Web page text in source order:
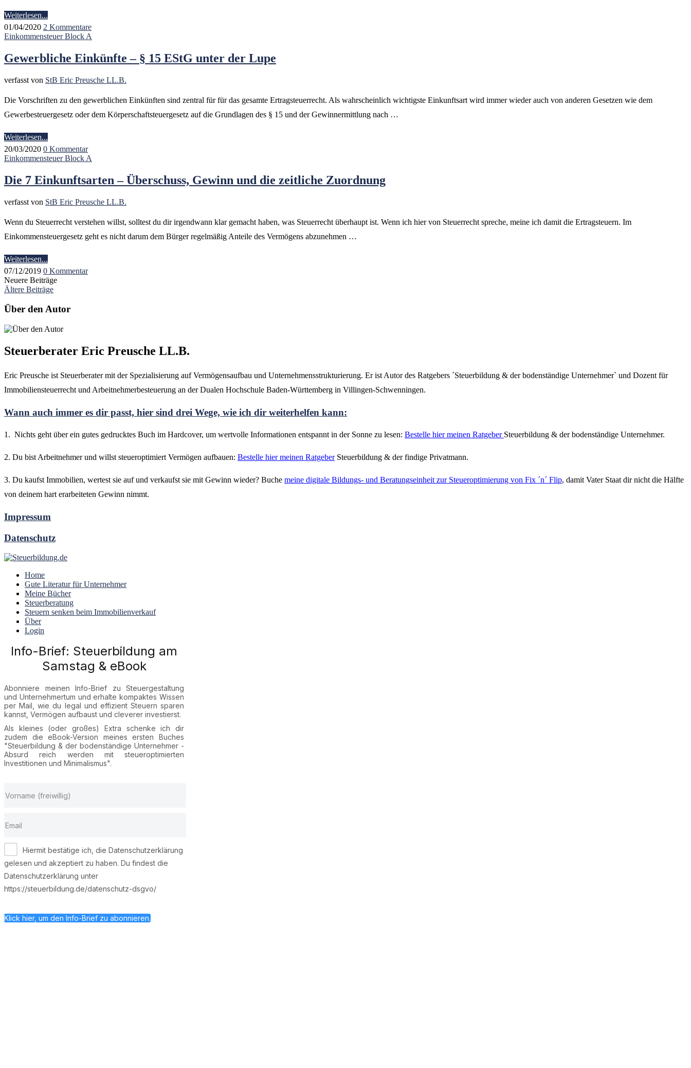
Weiterlesen...
01/04/2020 2 Kommentare
Einkommensteuer Block A
Gewerbliche Einkünfte – § 15 EStG unter der Lupe
verfasst von StB Eric Preusche LL.B.
Die Vorschriften zu den gewerblichen Einkünften sind zentral für für das gesamte Ertragsteuerrecht. Als wahrscheinlich wichtigste Einkunftsart wird immer wieder auch von anderen Gesetzen wie dem
Gewerbesteuergesetz oder dem Körperschaftsteuergesetz auf die Grundlagen des § 15 und der Gewinnermittlung nach …
Weiterlesen...
20/03/2020 0 Kommentar
Einkommensteuer Block A
Die 7 Einkunftsarten – Überschuss, Gewinn und die zeitliche Zuordnung
verfasst von StB Eric Preusche LL.B.
Wenn du Steuerrecht verstehen willst, solltest du dir irgendwann klar gemacht haben, was Steuerrecht überhaupt ist. Wenn ich hier von Steuerrecht spreche, meine ich damit die Ertragsteuern. Im
Einkommensteuergesetz geht es nicht darum dem Bürger regelmäßig Anteile des Vermögens abzunehmen …
Weiterlesen...
07/12/2019 0 Kommentar
Neuere Beiträge
Ältere Beiträge
Über den Autor
Steuerberater Eric Preusche LL.B.
Eric Preusche ist Steuerberater mit der Spezialisierung auf Vermögensaufbau und Unternehmensstrukturierung. Er ist Autor des Ratgebers ´Steuerbildung & der bodenständige Unternehmer` und Dozent für
Immobiliensteuerrecht und Arbeitnehmerbesteuerung an der Dualen Hochschule Baden-Württemberg in Villingen-Schwenningen.
Wann auch immer es dir passt, hier sind drei Wege, wie ich dir weiterhelfen kann:
1. Nichts geht über ein gutes gedrucktes Buch im Hardcover, um wertvolle Informationen entspannt in der Sonne zu lesen: Bestelle hier meinen Ratgeber Steuerbildung & der bodenständige Unternehmer.
2. Du bist Arbeitnehmer und willst steueroptimiert Vermögen aufbauen: Bestelle hier meinen RatgeberSteuerbildung & der findige Privatmann.
3. Du kaufst Immobilien, wertest sie auf und verkaufst sie mit Gewinn wieder? Buche meine digitale Bildungs- und Beratungseinheit zur Steueroptimierung von Fix ´n´ Flip, damit Vater Staat dir nicht die Hälfte
von deinem hart erarbeiteten Gewinn nimmt.
Impressum
Datenschutz
Home
Gute Literatur für Unternehmer
Meine Bücher
Steuerberatung
Steuern senken beim Immobilienverkauf
Über
Login
Info-Brief: Steuerbildung am
Samstag & eBook
Abonniere meinen Info-Brief zu Steuergestaltung
und Unternehmertum und erhalte kompaktes Wissen
per Mail, wie du legal und effizient Steuern sparen
kannst, Vermögen aufbaust und cleverer investierst.
Als kleines (oder großes) Extra schenke ich dir
zudem die eBook-Version meines ersten Buches
"Steuerbildung & der bodenständige Unternehmer -
Absurd reich werden mit steueroptimierten
Investitionen und Minimalismus".
Hiermit bestätige ich, die Datenschutzerklärung
gelesen und akzeptiert zu haben. Du findest die
Datenschutzerklärung unter
https://steuerbildung.de/datenschutz-dsgvo/
Klick hier, um den Info-Brief zu abonnieren.